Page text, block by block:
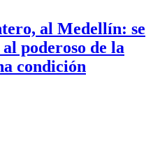
al Medellín: se
poderoso de la
condición